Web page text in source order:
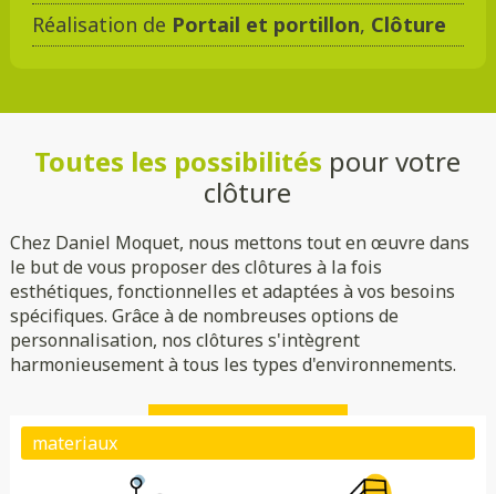
Réalisation de Portail et portillon, Clôture
Toutes les possibilités pour votre
clôture
Chez Daniel Moquet, nous mettons tout en œuvre dans
le but de vous proposer des clôtures à la fois
esthétiques, fonctionnelles et adaptées à vos besoins
spécifiques. Grâce à de nombreuses options de
personnalisation, nos clôtures s'intègrent
harmonieusement à tous les types d'environnements.
Plein